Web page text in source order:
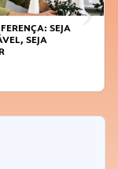
SEJA
SEJA